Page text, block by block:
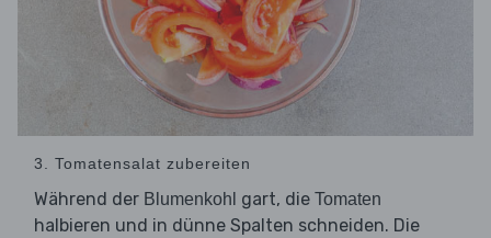
3. Tomatensalat zubereiten
Während der Blumenkohl gart, die Tomaten
halbieren und in dünne Spalten schneiden. Die